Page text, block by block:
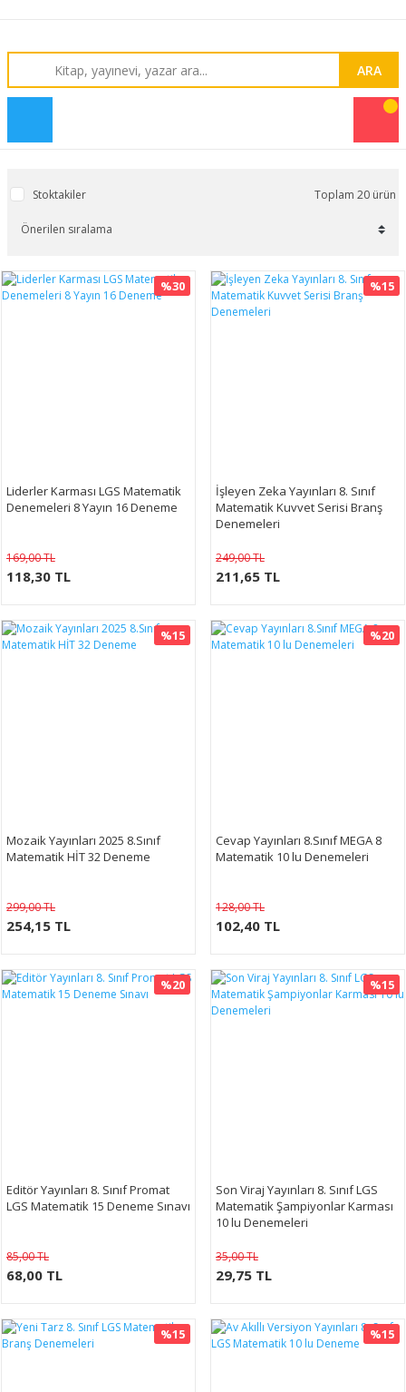
ARA
Stoktakiler Toplam 20 ürün
%30
Liderler Karması LGS Matematik
Denemeleri 8 Yayın 16 Deneme
169,00 TL
118,30 TL
%15
İşleyen Zeka Yayınları 8. Sınıf
Matematik Kuvvet Serisi Branş
Denemeleri
249,00 TL
211,65 TL
%15
Mozaik Yayınları 2025 8.Sınıf
Matematik HİT 32 Deneme
299,00 TL
254,15 TL
%20
Cevap Yayınları 8.Sınıf MEGA 8
Matematik 10 lu Denemeleri
128,00 TL
102,40 TL
%20
Editör Yayınları 8. Sınıf Promat
LGS Matematik 15 Deneme Sınavı
85,00 TL
68,00 TL
%15
Son Viraj Yayınları 8. Sınıf LGS
Matematik Şampiyonlar Karması
10 lu Denemeleri
35,00 TL
29,75 TL
%15 %15